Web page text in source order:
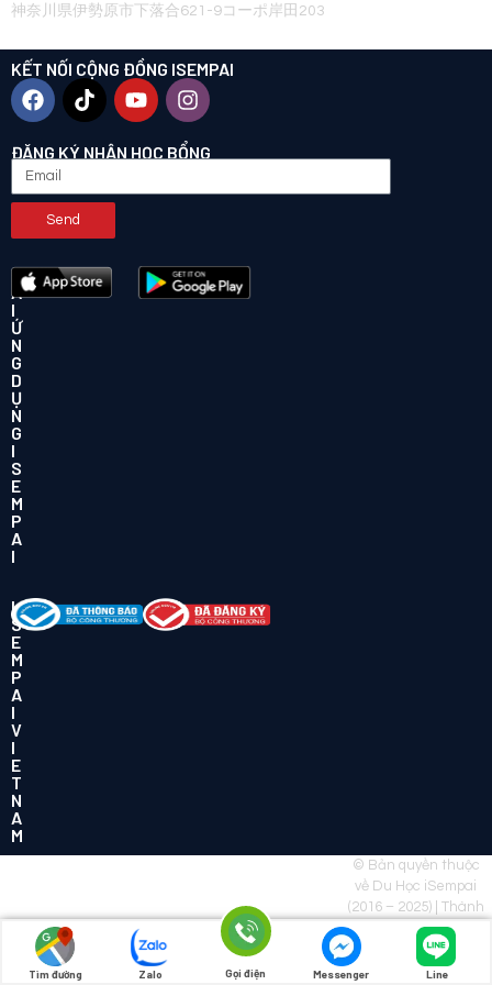
NHẬT BẢN
神奈川県伊勢原市下落合621-9コーポ岸田203
KẾT NỐI CỘNG ĐỒNG ISEMPAI
ĐĂNG KÝ NHẬN HỌC BỔNG
Send
T
Ả
I
Ứ
N
G
D
Ụ
N
G
I
S
E
M
P
A
I
I
S
E
M
P
A
I
V
I
E
T
N
A
M
© Bản quyền thuộc
về Du Học iSempai
(2016 – 2025) | Thành
Tập đoàn
IKIGROUP
Tìm đường Zalo Gọi điện Messenger Line